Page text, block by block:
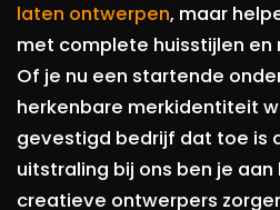
laten ontwerpen, maar
met complete huisstijlen en
Of je nu een startende
herkenbare merkidentiteit
gevestigd bedrijf dat toe is
uitstraling bij ons ben je
creatieve ontwerpers